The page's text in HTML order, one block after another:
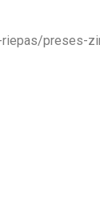
riepas/preses-